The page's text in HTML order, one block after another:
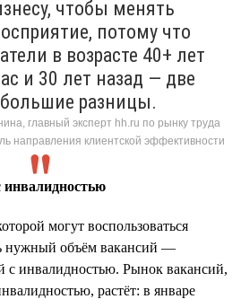
чтобы менять
потому что
в возрасте 40+ лет
и 30 лет назад — две
большие разницы.
главный эксперт hh.ru по рынку труда
направления клиентской эффективности
инвалидностью
могут воспользоваться
нужный объём вакансий —
с инвалидностью. Рынок вакансий,
растёт: в январе